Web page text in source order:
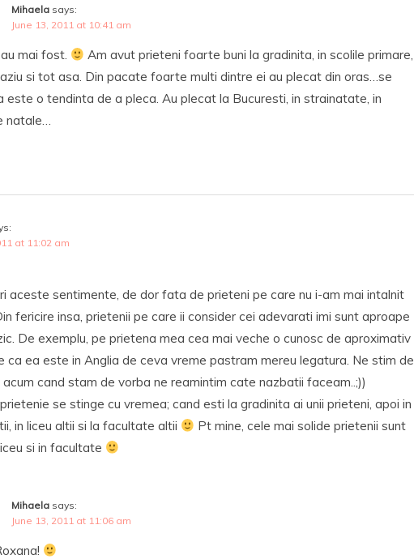
Mihaela says:
June 13, 2011 at 10:41 am
mai fost.
Am avut prieteni foarte buni la gradinita, in scolile primare,
si tot asa. Din pacate foarte multi dintre ei au plecat din oras…se
este o tendinta de a pleca. Au plecat la Bucuresti, in strainatate, in
natale…
at 11:02 am
aceste sentimente, de dor fata de prieteni pe care nu i-am mai intalnit
fericire insa, prietenii pe care ii consider cei adevarati imi sunt aproape
De exemplu, pe prietena mea cea mai veche o cunosc de aproximativ
ca ea este in Anglia de ceva vreme pastram mereu legatura. Ne stim de
acum cand stam de vorba ne reamintim cate nazbatii faceam..;))
se stinge cu vremea; cand esti la gradinita ai unii prieteni, apoi in
in liceu altii si la facultate altii
Pt mine, cele mai solide prietenii sunt
si in facultate
Mihaela says:
June 13, 2011 at 11:06 am